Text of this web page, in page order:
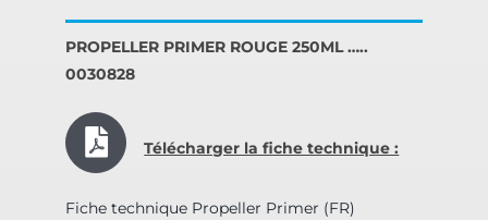
PROPELLER PRIMER ROUGE 250ML …..
0030828
Télécharger la fiche technique :
Fiche technique Propeller Primer (FR)